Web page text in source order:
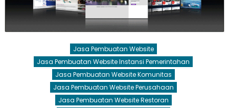
Jasa Pembuatan Website
Jasa Pembuatan Website Instansi Pemerintahan
Jasa Pembuatan Website Komunitas
Jasa Pembuatan Website Perusahaan
Jasa Pembuatan Website Restoran